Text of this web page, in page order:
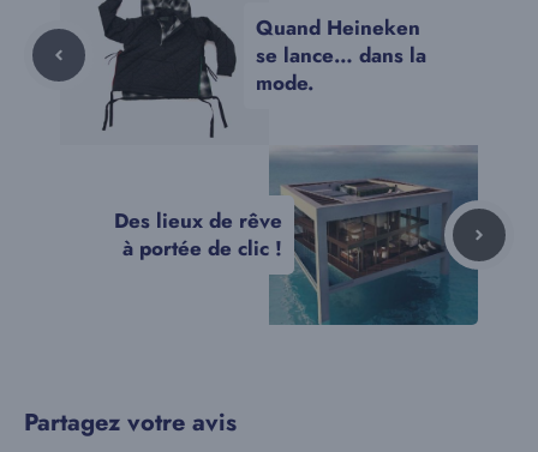
Quand Heineken
se lance… dans la
mode.
Des lieux de rêve
à portée de clic !
Partagez votre avis